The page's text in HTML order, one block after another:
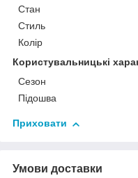
Стан
Стиль
Колір
Користувальницькі
Сезон
Підошва
Приховати
Умови доставки